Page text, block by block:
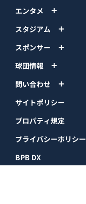
エンタメ
スタジアム
スポンサー
球団情報
問い合わせ
サイトポリシー
プロパティ規定
プライバシーポリシー
BPB DX